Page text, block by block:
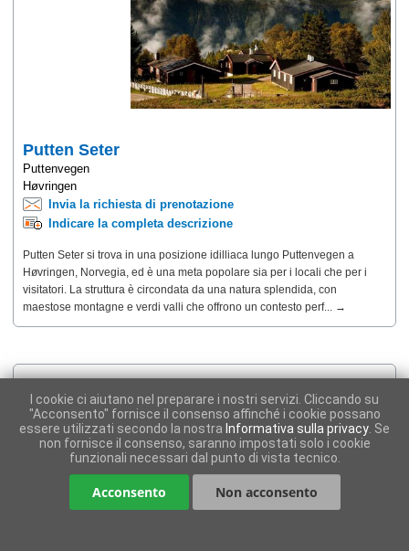
Putten Seter
Puttenvegen
Høvringen
Invia la richiesta di prenotazione
Indicare la completa descrizione
Putten Seter si trova in una posizione idilliaca lungo Puttenvegen a
Høvringen, Norvegia, ed è una meta popolare sia per i locali che per i
visitatori. La struttura è circondata da una natura splendida, con
maestose montagne e verdi valli che offrono un contesto perf... →
I cookie ci aiutano nel preparare i nostri servizi. Cliccando su
"Acconsento" fornisce il consenso affinché i cookie possano
essere utilizzati secondo la nostra Informativa sulla privacy . Se
non fornisce il consenso, saranno impostati solo i cookie
funzionali necessari dal punto di vista tecnico.